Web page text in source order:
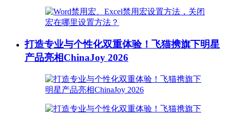
打造专业与个性化双重体验！飞猫携旗下明星
产品亮相ChinaJoy 2026